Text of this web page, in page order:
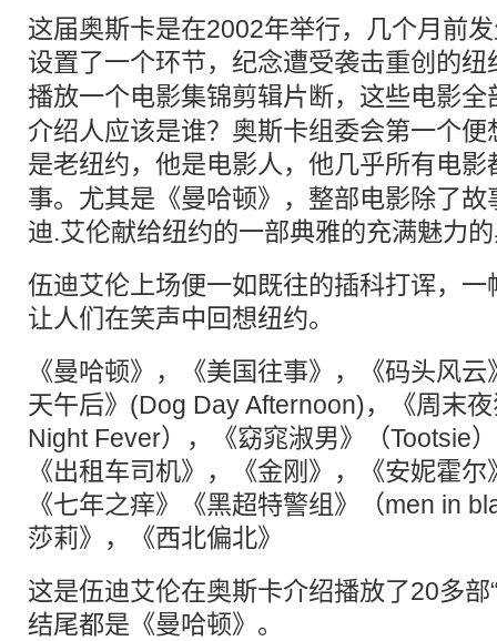
这届奥斯卡是在2002年举行，几个月前
设置了一个环节，纪念遭受袭击重创的纽
播放一个电影集锦剪辑片断，这些电影全
介绍人应该是谁？奥斯卡组委会第一个
是老纽约，他是电影人，他几乎所有电
事。尤其是《曼哈顿》，整部电影除了
迪.艾伦献给纽约的一部典雅的充满魅力
伍迪艾伦上场便一如既往的插科打诨，
让人们在笑声中回想纽约。
《曼哈顿》，《美国往事》，《码头风
天午后》(Dog Day Afternoon)，《周末
Night Fever），《窈窕淑男》（Tootsie
《出租车司机》，《金刚》，《安妮霍
《七年之痒》《黑超特警组》（men in
莎莉》，《西北偏北》
这是伍迪艾伦在奥斯卡介绍播放了20多部
结尾都是《曼哈顿》。